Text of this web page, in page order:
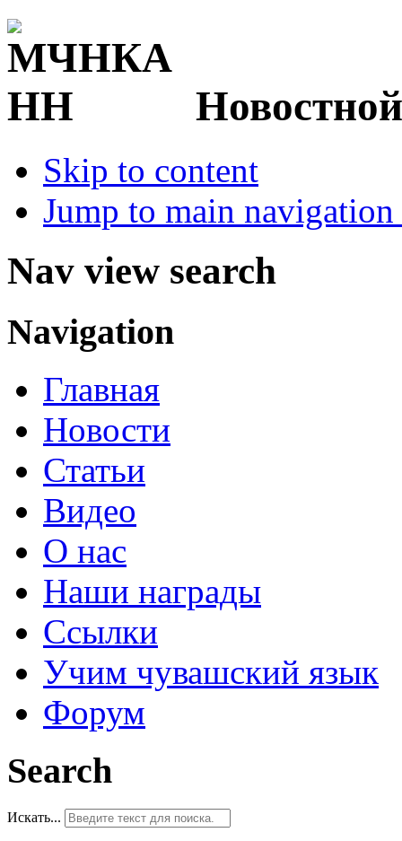
Skip to content
Jump to main
Nav view search
Navigation
Главная
Новости
Статьи
Видео
О нас
Наши награды
Ссылки
Учим чувашский язык
Форум
Search
Искать...